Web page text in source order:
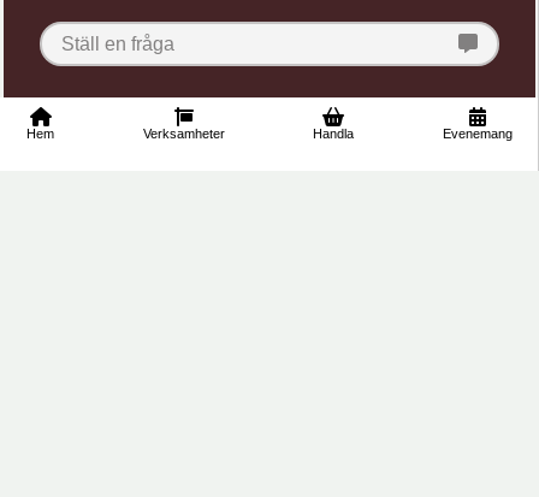
Ställ en fråga
Karta
Hem Verksamheter Handla Evenemang